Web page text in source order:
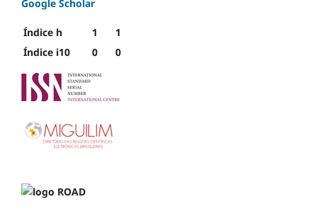
Google Scholar
Índice h 1
1
Índice i10
0 0